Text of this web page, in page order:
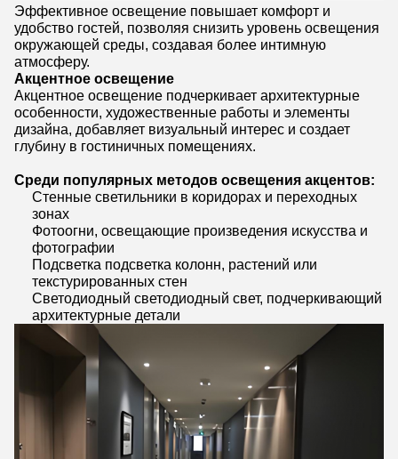
Эффективное освещение повышает комфорт и
удобство гостей, позволяя снизить уровень освещения
окружающей среды, создавая более интимную
атмосферу.
Акцентное освещение
Акцентное освещение подчеркивает архитектурные
особенности, художественные работы и элементы
дизайна, добавляет визуальный интерес и создает
глубину в гостиничных помещениях.
Среди популярных методов освещения акцентов:
Стенные светильники в коридорах и переходных
зонах
Фотоогни, освещающие произведения искусства и
фотографии
Подсветка подсветка колонн, растений или
текстурированных стен
Светодиодный светодиодный свет, подчеркивающий
архитектурные детали